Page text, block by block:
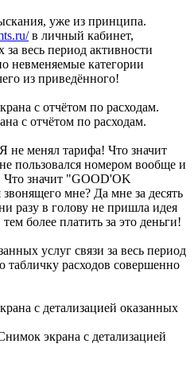
уже из принципа.
в личный кабинет,
за весь период активности
невменяемые категории
из приведённого!
с отчётом по расходам.
не менял тарифа! Что значит
пользовался номером вообще и
Что значит "GOOD'OK
мне? Да мне за десять
разу в голову не пришла идея
более платить за это деньги!
услуг связи за весь период
расходов совершенно
экрана с детализацией